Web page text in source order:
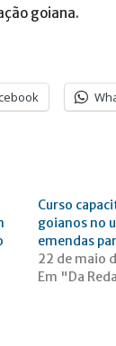
goiana.
Curso
goianos no
emendas
22 de maio
Em "Da